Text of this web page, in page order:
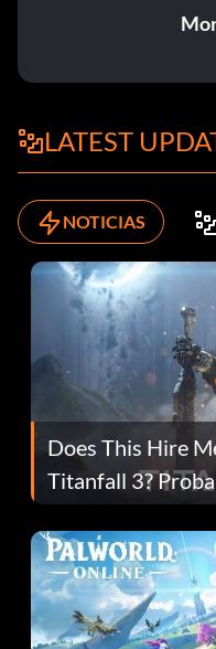
LATEST
NOTICIAS
Does This Hire
Titanfall 3?
Fans Are Hopeful